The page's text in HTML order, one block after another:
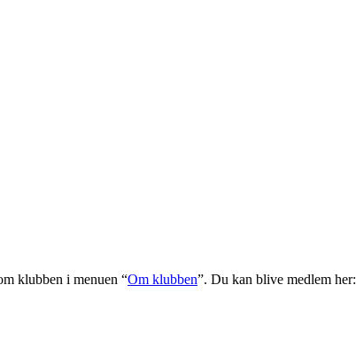
klubben i menuen “Om klubben”. Du kan blive medlem her: